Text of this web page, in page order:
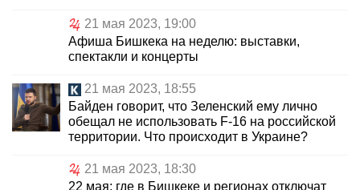
21 мая 2023, 19:00
Афиша Бишкека на неделю: выставки,
спектакли и концерты
21 мая 2023, 18:55
Байден говорит, что Зеленский ему лично
обещал не использовать F-16 на российской
территории. Что происходит в Украине?
21 мая 2023, 18:30
22 мая: где в Бишкеке и регионах отключат